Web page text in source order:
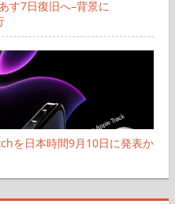
す7日復旧へ–背景に
を日本時間9月10日に発表か